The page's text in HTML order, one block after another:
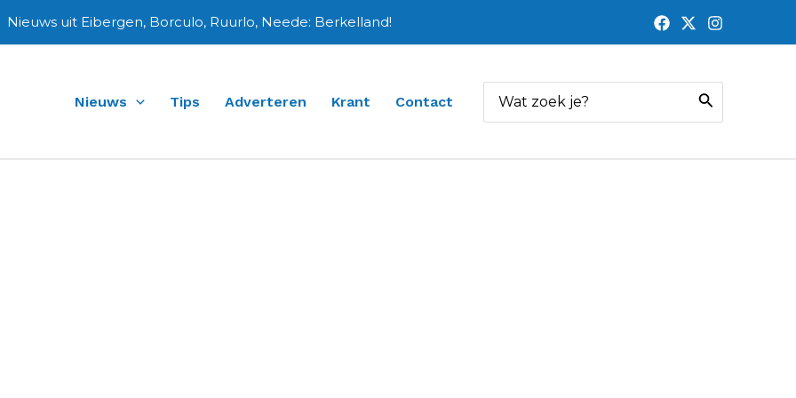
Nieuws uit Eibergen, Borculo, Ruurlo, Neede: Berkelland!
Nieuws Tips Adverteren Krant Contact
naar: